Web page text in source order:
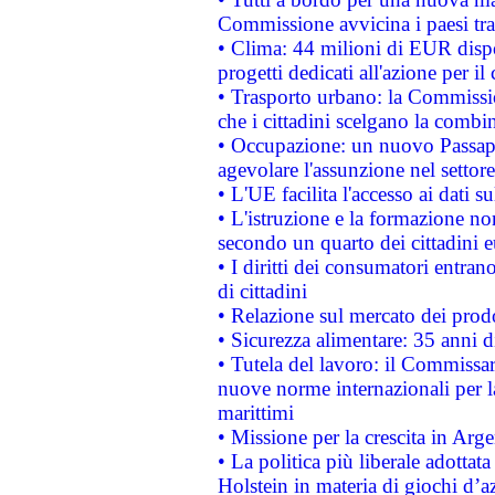
Commissione avvicina i paesi
• Clima: 44 milioni di EUR
progetti dedicati all'azione per il
• Trasporto urbano: la
che i cittadini scelgano la
• Occupazione: un nuovo
agevolare l'assunzione nel
• L'UE facilita l'accesso ai dati
• L'istruzione e la formazione
secondo un quarto dei cittadini
• I diritti dei consumatori
di cittadini
• Relazione sul mercato dei
• Sicurezza alimentare: 35 anni
• Tutela del lavoro: il
nuove norme internazionali per
marittimi
• Missione per la crescita in
• La politica più liberale
Holstein in materia di giochi